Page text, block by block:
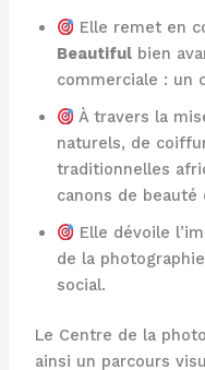
Elle remet en
Beautifulbien
commerciale : un
À travers la
naturels, de
traditionnelles
canons de
Elle dévoile
de la
social.
Le Centre de la
ainsi un parcours